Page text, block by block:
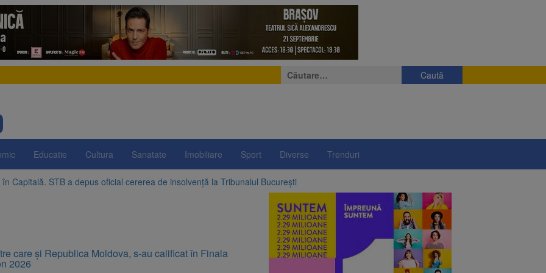
Caută
după:
Educatie Cultura Sanatate Imobiliare Sport Diverse Trenduri
în Capitală. STB a depus oficial cererea de insolvență la Tribunalul București
pregătește posibile limitări de consum pentru marii consumatori de energie
dată importantă pentru șoferi și transportatori. Intră în aplicare noul sistem de taxare rutieră
Ziua Internațională a Berii. Sărbătoarea este marcată în peste 200 de orașe din lume
care și Republica Moldova, s-au calificat în Finala
2026